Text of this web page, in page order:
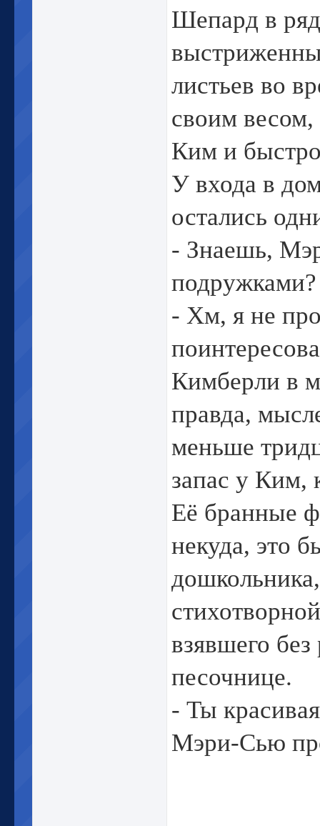
Шепард в
листьев во
своим весом,
Ким и
У входа в
остались
- Знаешь,
подружками?
- Хм, я не
Кимберли в
правда,
меньше
запас у Ким,
Её бранные
некуда, это
взявшего
песочнице.
- Ты
Мэри-Сью